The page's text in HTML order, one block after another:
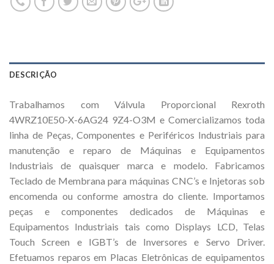
DESCRIÇÃO
Trabalhamos com Válvula Proporcional Rexroth
4WRZ10E50-X-6AG24 9Z4-O3M e Comercializamos toda
linha de Peças, Componentes e Periféricos Industriais para
manutenção e reparo de Máquinas e Equipamentos
Industriais de quaisquer marca e modelo. Fabricamos
Teclado de Membrana para máquinas CNC’s e Injetoras sob
encomenda ou conforme amostra do cliente. Importamos
peças e componentes dedicados de Máquinas e
Equipamentos Industriais tais como Displays LCD, Telas
Touch Screen e IGBT’s de Inversores e Servo Driver.
Efetuamos reparos em Placas Eletrônicas de equipamentos